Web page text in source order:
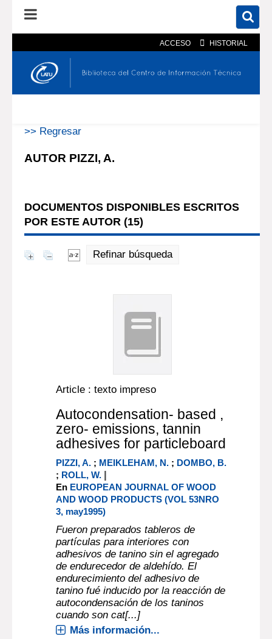
ACCESO HISTORIAL
En el catálogo En el sitio
>> Regresar
AUTOR PIZZI, A.
DOCUMENTOS DISPONIBLES ESCRITOS
POR ESTE AUTOR (15)
Refinar búsqueda
Article : texto impreso
Autocondensation- based ,
zero- emissions, tannin
adhesives for particleboard
PIZZI, A. ; MEIKLEHAM, N. ; DOMBO, B.
; ROLL, W. |
En EUROPEAN JOURNAL OF WOOD
AND WOOD PRODUCTS (VOL 53NRO
3, may1995)
Fueron preparados tableros de
partículas para interiores con
adhesivos de tanino sin el agregado
de endurecedor de aldehído. El
endurecimiento del adhesivo de
tanino fué inducido por la reacción de
autocondensación de los taninos
cuando son cat[...]
Más información...